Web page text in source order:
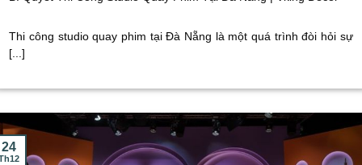
Thi công studio quay phim tại Đà Nẵng là một quá trình đòi hỏi sự
[...]
24